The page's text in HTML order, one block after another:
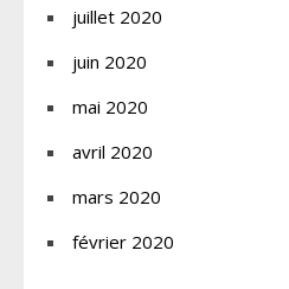
juillet 2020
juin 2020
mai 2020
avril 2020
mars 2020
février 2020